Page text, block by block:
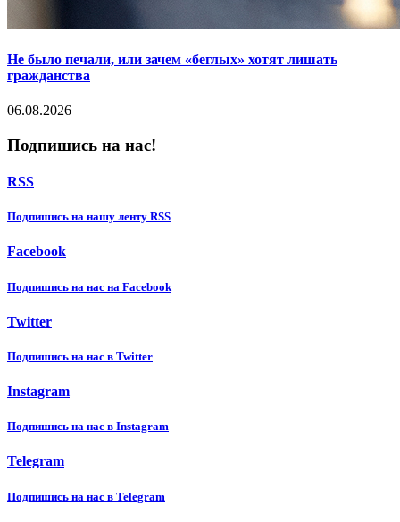
Не было печали, или зачем «беглых» хотят лишать
гражданства
06.08.2026
Подпишись на нас!
RSS
Подпишиcь на нашу ленту RSS
Facebook
Подпишиcь на нас на Facebook
Twitter
Подпишиcь на нас в Twitter
Instagram
Подпишиcь на нас в Instagram
Telegram
Подпишиcь на нас в Telegram